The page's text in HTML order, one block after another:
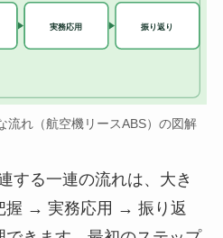
実務応用 振り返り
流れ（航空機リースABS）の図解
する一連の流れは、大き
握 → 実務応用 → 振り返